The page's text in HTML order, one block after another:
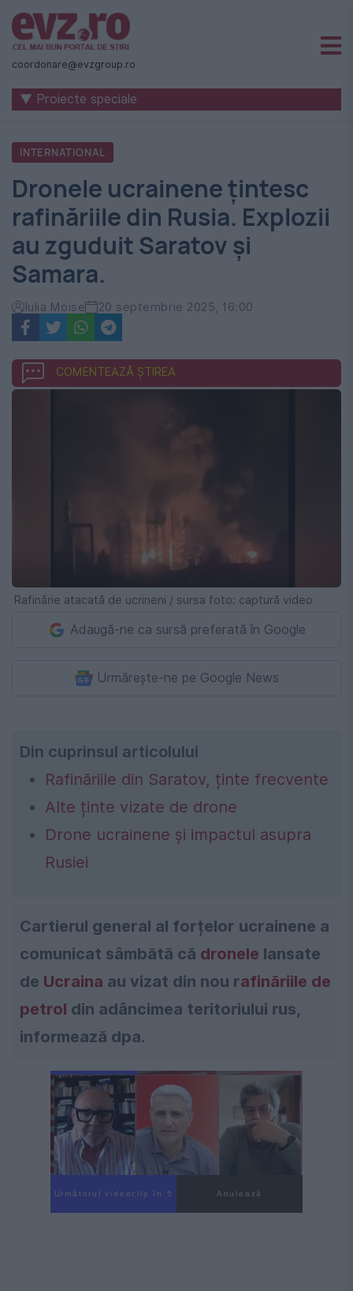
Știri
naționale
internaționale
România
-
Evenimentul
Zilei
coordonare@evzgroup.ro
▼ Proiecte speciale
INTERNATIONAL
Dronele ucrainene țintesc
rafinăriile din Rusia. Explozii
au zguduit Saratov și
Samara.
Iulia Moise 20 septembrie 2025, 16:00
COMENTEAZĂ ȘTIREA
Rafinărie atacată de ucrineni / sursa foto: captură video
Adaugă-ne ca sursă preferată în Google
Urmărește-ne pe Google News
Din cuprinsul articolului
Rafinăriile din Saratov, ținte frecvente
Alte ținte vizate de drone
Drone ucrainene și impactul asupra
Rusiei
Cartierul general al forțelor ucrainene a
comunicat sâmbătă că dronele lansate
de Ucraina au vizat din nou rafinăriile de
petrol din adâncimea teritoriului rus,
informează dpa.
Următorul videoclip în 4 Anulează